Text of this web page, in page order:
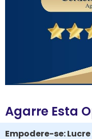
Agarre Esta
Empodere-se: